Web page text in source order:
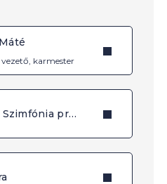
karmester
A Máltai Szimfónia program növendékei